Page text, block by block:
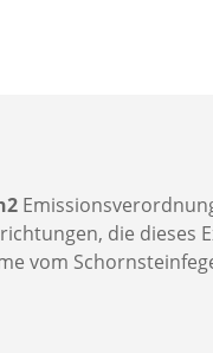
die dieses
vom